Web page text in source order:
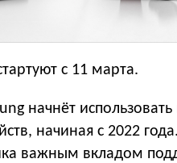
с 11 марта.
начнёт
начиная с 2022
важным вкладом